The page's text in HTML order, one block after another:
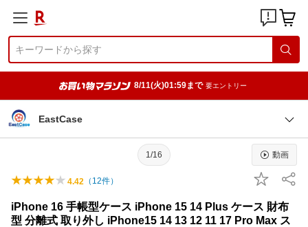
8/11(火)01:59まで 要エントリー
EastCase
1/16 動画
4.42 （ 12件）
iPhone 16 手帳型ケース iPhone 15 14 Plus ケース 財布
型 分離式 取り外し iPhone15 14 13 12 11 17 Pro Max ス